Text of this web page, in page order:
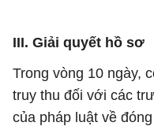
III. Giải quyết hồ sơ
Trong vòng 10 ngày,
truy thu đối với các
của pháp luật về